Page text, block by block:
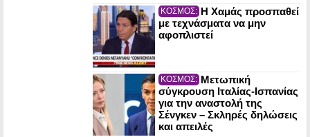
ΚΟΣΜΟΣ: Η Χαμάς προσπαθεί
με τεχνάσματα να μην
αφοπλιστεί
ΚΟΣΜΟΣ: Μετωπική
σύγκρουση Ιταλίας-Ισπανίας
για την αναστολή της
Σένγκεν – Σκληρές δηλώσεις
και απειλές